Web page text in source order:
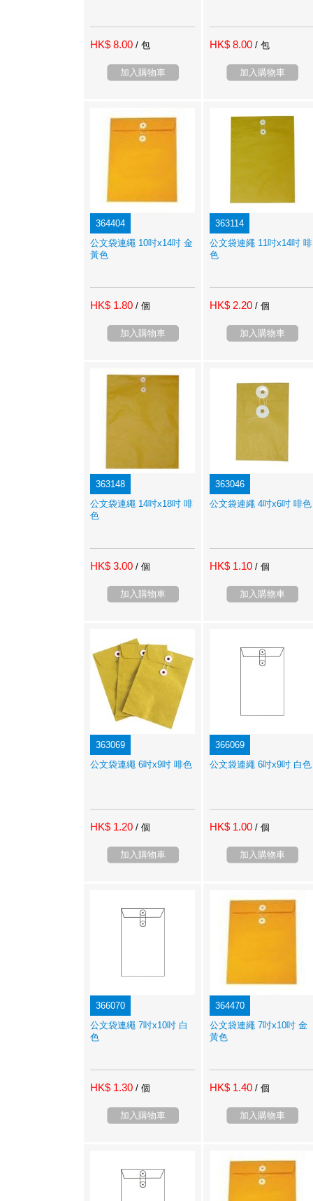
HK$ 8.00 / 包
加入購物車
HK$ 8.00 / 包
加入購物車
364404
公文袋連繩 10吋x14吋 金
黃色
HK$ 1.80 / 個
加入購物車
363114
公文袋連繩 11吋x14吋 啡
色
HK$ 2.20 / 個
加入購物車
363148
公文袋連繩 14吋x18吋 啡
色
HK$ 3.00 / 個
加入購物車
363046
公文袋連繩 4吋x6吋 啡色
HK$ 1.10 / 個
加入購物車
363069
公文袋連繩 6吋x9吋 啡色
HK$ 1.20 / 個
加入購物車
366069
公文袋連繩 6吋x9吋 白色
HK$ 1.00 / 個
加入購物車
366070
公文袋連繩 7吋x10吋 白
色
HK$ 1.30 / 個
加入購物車
364470
公文袋連繩 7吋x10吋 金
黃色
HK$ 1.40 / 個
加入購物車